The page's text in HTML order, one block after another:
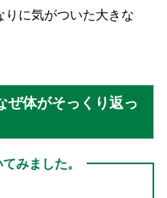
りに気がついた大きな
ぜ体がそっくり返っ
みました。